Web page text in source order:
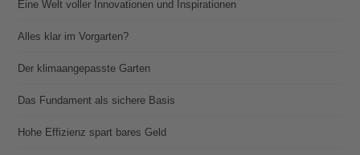
Eine Welt voller Innovationen und Inspirationen
Alles klar im Vorgarten?
Der klimaangepasste Garten
Das Fundament als sichere Basis
Hohe Effizienz spart bares Geld